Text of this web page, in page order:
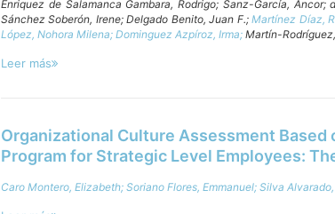
Enriquez de Salamanca Gambara, Rodrigo; Sanz-García, Ancor;
Sánchez Soberón, Irene;Delgado Benito, Juan F.;Martínez Díaz,
López, Nohora Milena; Dominguez Azpíroz, Irma; Martín-
Leer más
Organizational Culture Assessment Based
Program for Strategic Level Employees:
Caro Montero, Elizabeth; Soriano Flores, Emmanuel; Silva